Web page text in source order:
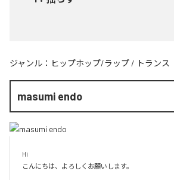
ジャンル： ヒップホップ/ラップ / トランス
masumi endo
Hi
こんにちは、よろしくお願いします。